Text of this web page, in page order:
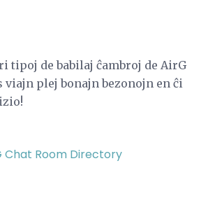
tipoj de babilaj ĉambroj de AirG
plej bonajn bezonojn en ĉi
Chat Room Directory